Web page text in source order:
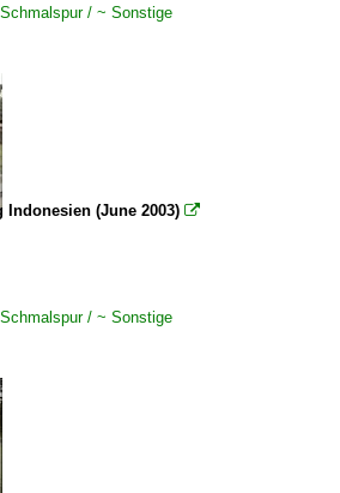
/ ~ Sonstige
Indonesien (June 2003) 
/ ~ Sonstige